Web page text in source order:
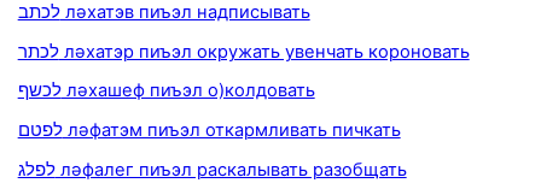
לכתב ләхатэв пиъэл надписывать
לכתר ләхатэр пиъэл окружать увенчать короновать
לכשף ләхашеф пиъэл о)колдовать
לפטם ләфатэм пиъэл откармливать пичкать
לפלג ләфалег пиъэл раскалывать разобщать